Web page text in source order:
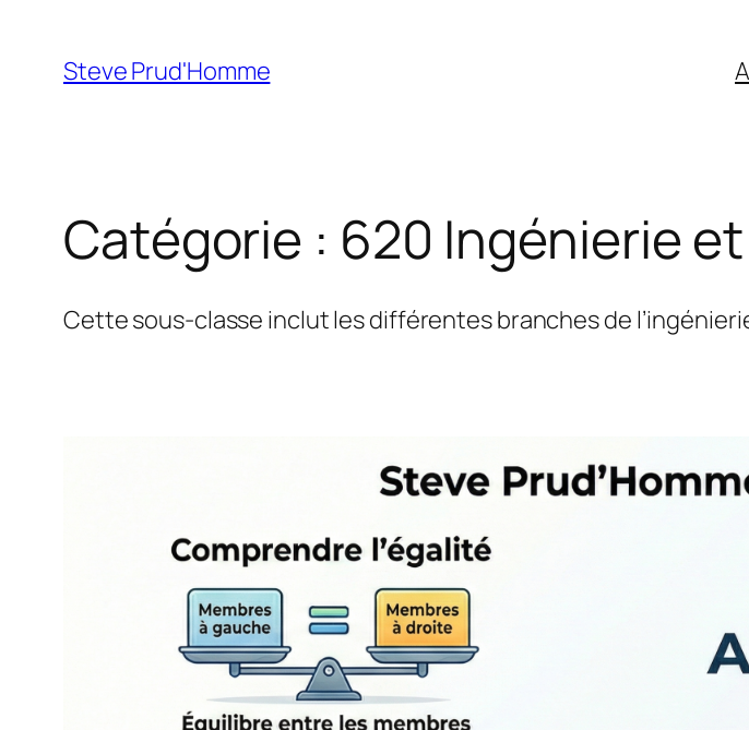
contenu
Steve Prud'Homme
Catégorie : 620 Ingénierie
Cette sous-classe inclut les différentes branches de